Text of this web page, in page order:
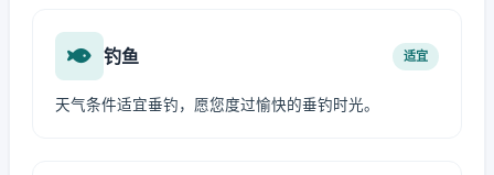
钓鱼 适宜
天气条件适宜垂钓，愿您度过愉快的垂钓时光。